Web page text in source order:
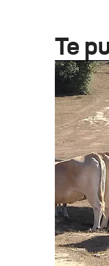
Te